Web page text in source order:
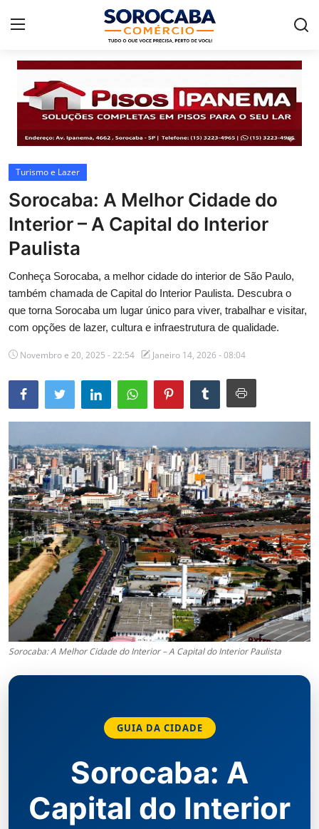
Home
Turismo e Lazer
Sorocaba: A Melhor Cidade do
Interior – A Capital do Interior
Paulista
Conheça Sorocaba, a melhor cidade do interior de São Paulo,
também chamada de Capital do Interior Paulista. Descubra o
que torna Sorocaba um lugar único para viver, trabalhar e visitar,
com opções de lazer, cultura e infraestrutura de qualidade.
Novembro e 20, 2025 - 22:54 Janeiro 14, 2026 - 08:04
Sorocaba: A Melhor Cidade do Interior – A Capital do Interior Paulista
GUIA DA CIDADE
Sorocaba: A
Capital do Interior